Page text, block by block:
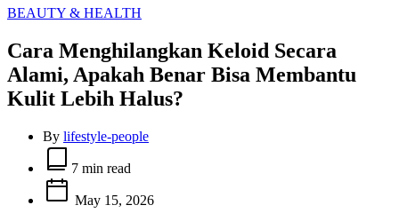
Categories
BEAUTY & HEALTH
Cara Menghilangkan Keloid Secara
Alami, Apakah Benar Bisa Membantu
Kulit Lebih Halus?
By lifestyle-people
Estimated
read
time
7 min read
May 15, 2026